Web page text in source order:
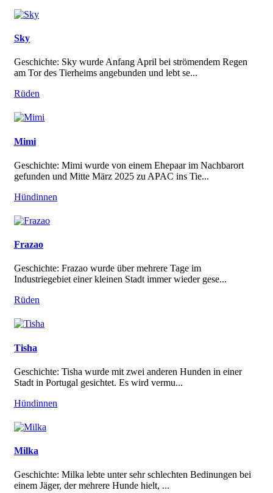
Sky
Geschichte: Sky wurde Anfang April bei strömendem Regen
am Tor des Tierheims angebunden und lebt se...
Rüden
Mimi
Geschichte: Mimi wurde von einem Ehepaar im Nachbarort
gefunden und Mitte März 2025 zu APAC ins Tie...
Hündinnen
Frazao
Geschichte: Frazao wurde über mehrere Tage im
Industriegebiet einer kleinen Stadt immer wieder gese...
Rüden
Tisha
Geschichte: Tisha wurde mit zwei anderen Hunden in einer
Stadt in Portugal gesichtet. Es wird vermu...
Hündinnen
Milka
Geschichte: Milka lebte unter sehr schlechten Bedinungen bei
einem Jäger, der mehrere Hunde hielt, ...